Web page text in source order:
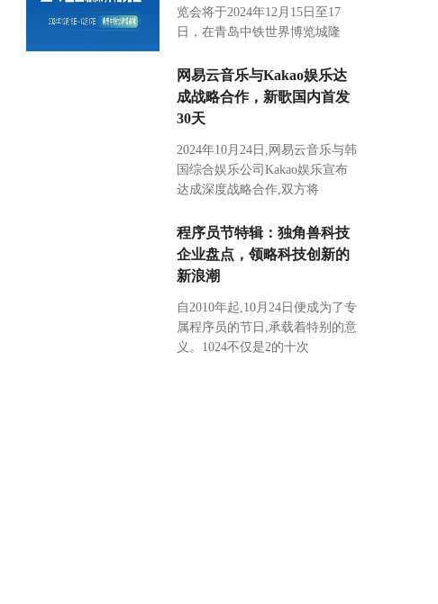
览会将于2024年12月15日至17
日，在青岛中铁世界博览城隆
网易云音乐与Kakao娱乐达
成战略合作，新歌国内首发
30天
2024年10月24日,网易云音乐与韩
国综合娱乐公司Kakao娱乐宣布
达成深度战略合作,双方将
程序员节特辑：独角兽科技
企业盘点，领略科技创新的
新浪潮
自2010年起,10月24日便成为了专
属程序员的节日,承载着特别的意
义。1024不仅是2的十次